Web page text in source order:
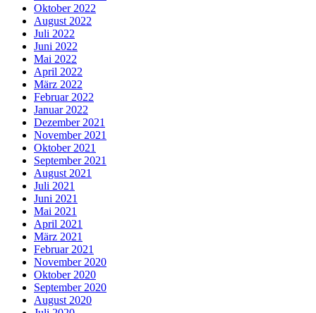
Oktober 2022
August 2022
Juli 2022
Juni 2022
Mai 2022
April 2022
März 2022
Februar 2022
Januar 2022
Dezember 2021
November 2021
Oktober 2021
September 2021
August 2021
Juli 2021
Juni 2021
Mai 2021
April 2021
März 2021
Februar 2021
November 2020
Oktober 2020
September 2020
August 2020